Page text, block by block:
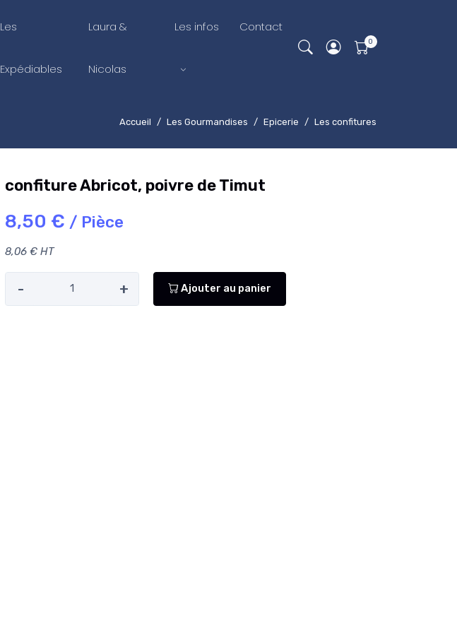
Les
Expédiables
Laura &
Nicolas
Les infos Contact
Accueil Les Gourmandises Epicerie Les confitures
confiture Abricot, poivre de Timut
8,50 € / Pièce
8,06 € HT
- + Ajouter au panier